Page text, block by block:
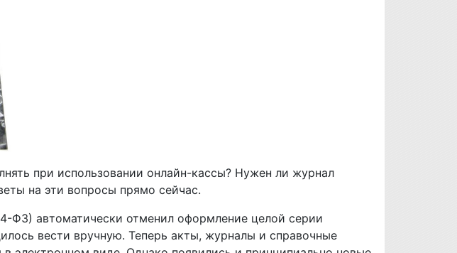
при использовании онлайн-кассы? Нужен ли журнал
на эти вопросы прямо сейчас.
автоматически отменил оформление целой серии
вести вручную. Теперь акты, журналы и справочные